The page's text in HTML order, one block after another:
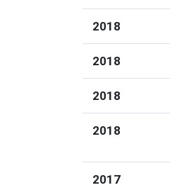
2018
2018
2018
2018
2017